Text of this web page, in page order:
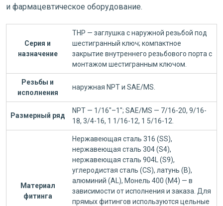
и фармацевтическое оборудование.
Серия и
назначение
THP — заглушка с наружной резьбой под
шестигранный ключ; компактное
закрытие внутреннего резьбового порта с
монтажом шестигранным ключом.
Резьбы и
исполнения
наружная NPT и SAE/MS.
Размерный ряд
NPT — 1/16"–1"; SAE/MS — 7/16-20, 9/16-
18, 3/4-16, 1 1/16-12, 1 5/16-12.
Материал
фитинга
Нержавеющая сталь 316 (SS),
нержавеющая сталь 304 (S4),
нержавеющая сталь 904L (S9),
углеродистая сталь (CS), латунь (B),
алюминий (AL), Монель 400 (M4) — в
зависимости от исполнения и заказа. Для
прямых фитингов используются цельные